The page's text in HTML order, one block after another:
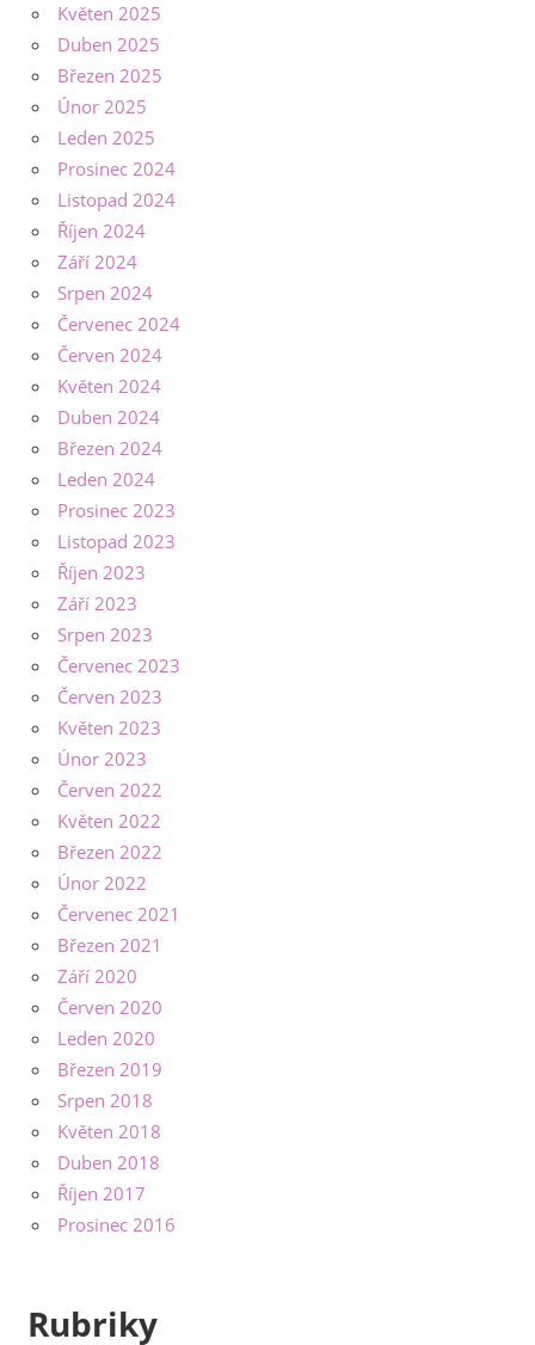
Květen 2025
Duben 2025
Březen 2025
Únor 2025
Leden 2025
Prosinec 2024
Listopad 2024
Říjen 2024
Září 2024
Srpen 2024
Červenec 2024
Červen 2024
Květen 2024
Duben 2024
Březen 2024
Leden 2024
Prosinec 2023
Listopad 2023
Říjen 2023
Září 2023
Srpen 2023
Červenec 2023
Červen 2023
Květen 2023
Únor 2023
Červen 2022
Květen 2022
Březen 2022
Únor 2022
Červenec 2021
Březen 2021
Září 2020
Červen 2020
Leden 2020
Březen 2019
Srpen 2018
Květen 2018
Duben 2018
Říjen 2017
Prosinec 2016
Rubriky